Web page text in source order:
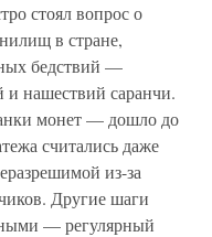
стоял вопрос о
в стране,
бедствий —
и нашествий саранчи.
монет — дошло до
считались даже
из-за
Другие шаги
— регулярный